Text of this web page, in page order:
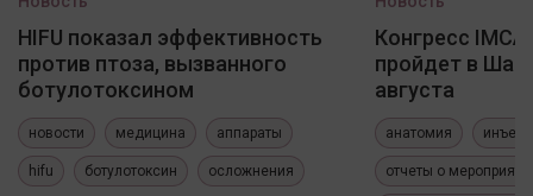
HIFU показал эффективность
против птоза, вызванного
ботулотоксином
новости медицина аппараты
hifu ботулотоксин осложнения
Конгресс
пройдет в
августа
анатомия
отчеты о